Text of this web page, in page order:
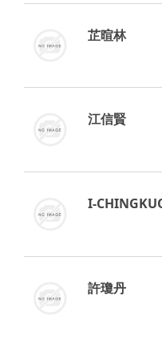
芷暄林
江信賢
I-
許瓊丹